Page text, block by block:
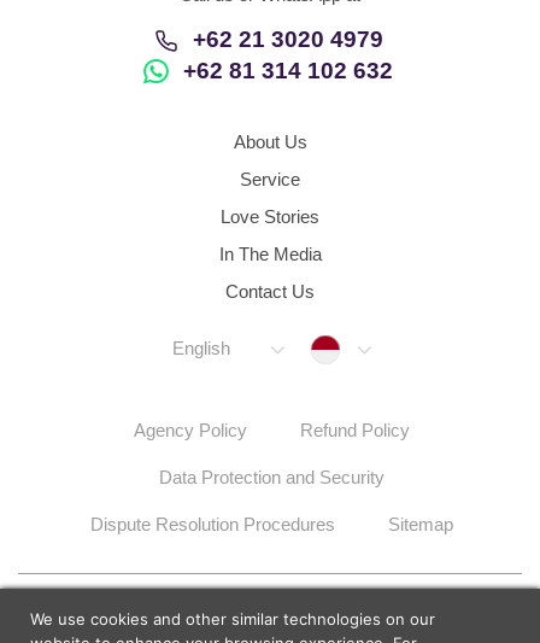
+62 21 3020 4979
+62 81 314 102 632
About Us
Service
Love Stories
In The Media
Contact Us
English Indonesia
Agency Policy Refund Policy
Data Protection and Security
Dispute Resolution Procedures Sitemap
We use cookies and other similar technologies on our